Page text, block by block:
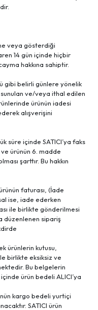
veya gösterdiği
14 gün içinde hiçbir
hakkına sahiptir.
gibi belirli günlere yönelik
sunulan ve/veya ithal edilen
ürünün iadesi
alışverişini
süre içinde SATICI’ya faks
ürünün 6. madde
şarttır. Bu hakkın
faturası, (İade
ise, iade ederken
ile birlikte gönderilmesi
düzenlenen sipariş
ürünlerin kutusu,
birlikte eksiksiz ve
Bu belgelerin
içinde ürün bedeli ALICI’ya
kargo bedeli yurtiçi
SATICI ürün